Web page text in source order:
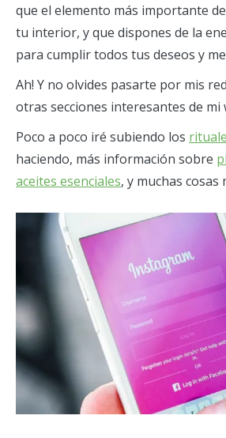
que el elemento más importante
tu interior, y que dispones de la
para cumplir todos tus deseos y
Ah! Y no olvides pasarte por mis
otras secciones interesantes de mi
Poco a poco iré subiendo los
haciendo, más información sobre
aceites esenciales, y muchas cosas